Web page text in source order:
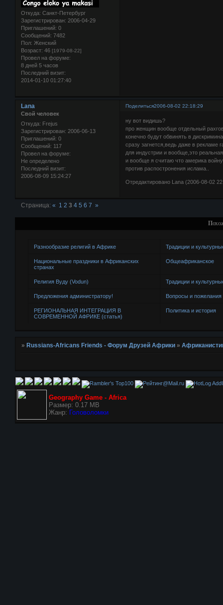
Откуда: Санкт-Петербург
Зарегистрирован: 2006-04-29
Приглашений: 0
Сообщений: 7482
Пол: Женский
Возраст: 46 [1979-08-22]
Провел на форуме:
8 дней 5 часов
Последний визит:
2014-01-10 01:27:40
Поделиться2006-08-02 22:18:29
Lana
Свой человек
Откуда: Frejus
Зарегистрирован: 2006-06-13
Приглашений: 0
Сообщений: 117
Провел на форуме:
Не определено
Последний визит:
2006-08-09 15:24:27
ну вот видишь?
про женщин вообще отдельный
конечно будут обвинять в
сразу загнется,ведь даже в рекламе
для индустрии и вообще,это
и вообще я считаю что америка
против распостронения ислама..
Отредактировано Lana (2006-08-02
Страница:« 1 2 3 4 5 6 7 »
Разнообразие религий в Африке Традиции и
Национальные праздники в Африканских
странах
Общеафриканское
Религия Вуду (Vodun) Традиции и
Предложения администратору! Вопросы и пожелания
РЕГИОНАЛЬНАЯ ИНТЕГРАЦИЯ В
СОВРЕМЕННОЙ АФРИКЕ (статья)
Политика и история
» Russians-Africans Friends - Форум Друзей Африки »
Geography Game - Africa
Размер: 0.17 MB
Жанр: Головоломки